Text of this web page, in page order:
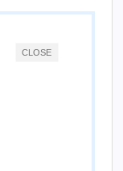
CLOSE